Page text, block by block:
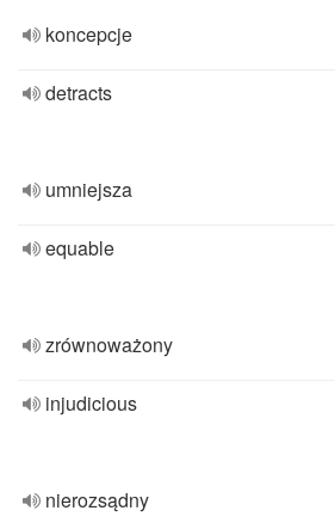
koncepcje
detracts
umniejsza
equable
zrównoważony
injudicious
nierozsądny